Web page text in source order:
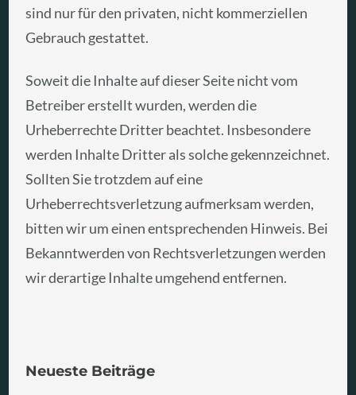
sind nur für den privaten, nicht kommerziellen
Gebrauch gestattet.
Soweit die Inhalte auf dieser Seite nicht vom
Betreiber erstellt wurden, werden die
Urheberrechte Dritter beachtet. Insbesondere
werden Inhalte Dritter als solche gekennzeichnet.
Sollten Sie trotzdem auf eine
Urheberrechtsverletzung aufmerksam werden,
bitten wir um einen entsprechenden Hinweis. Bei
Bekanntwerden von Rechtsverletzungen werden
wir derartige Inhalte umgehend entfernen.
Neueste Beiträge